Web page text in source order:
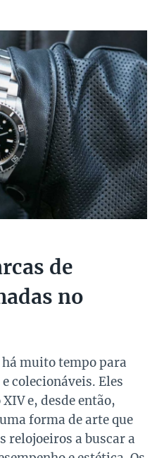
de
no
​​há muito tempo para
colecionáveis. Eles
e, desde então,
forma de arte que
a buscar a